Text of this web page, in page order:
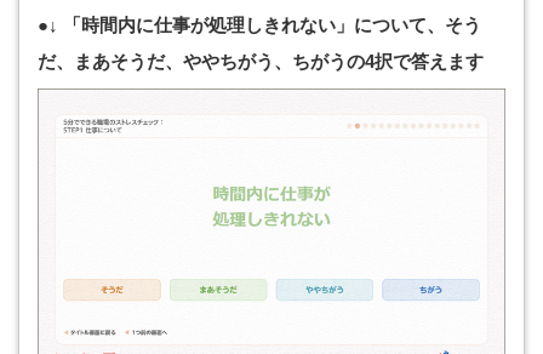
●↓ 「時間内に仕事が処理しきれない」について、そう
だ、まあそうだ、ややちがう、ちがうの4択で答えます